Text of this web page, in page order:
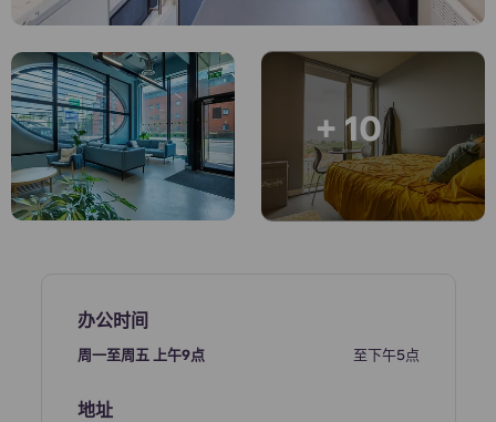
Español
Català
Deutsch
Italian
+ 10
办公时间
周一至周五 上午9点 至下午5点
地址